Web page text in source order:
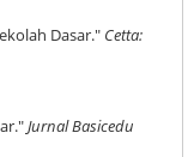
Dasar." Cetta:
Jurnal Basicedu